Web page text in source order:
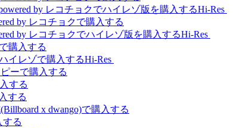
Hi-Res
Hi-Res
Hi-Res